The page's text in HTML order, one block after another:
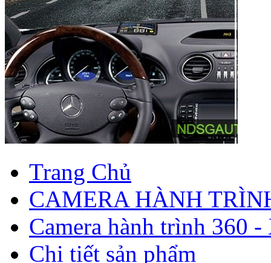
Trang Chủ
CAMERA HÀNH
Camera hành trình 360
Chi tiết sản phẩm